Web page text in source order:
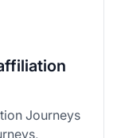
Journeys